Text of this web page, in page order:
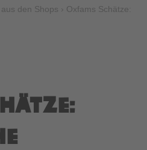
den Shops
Oxfams Schätze: